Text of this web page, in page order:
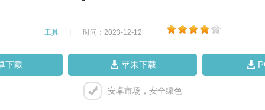
工具 时间：2023-12-12
下载 苹果下载
安卓市场，安全绿色